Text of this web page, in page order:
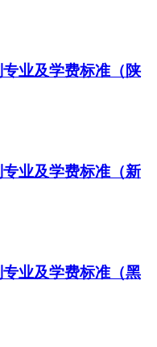
业及学费标准（陕
业及学费标准（新
业及学费标准（黑